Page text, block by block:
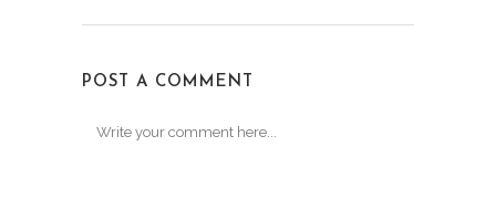
POST A COMMENT